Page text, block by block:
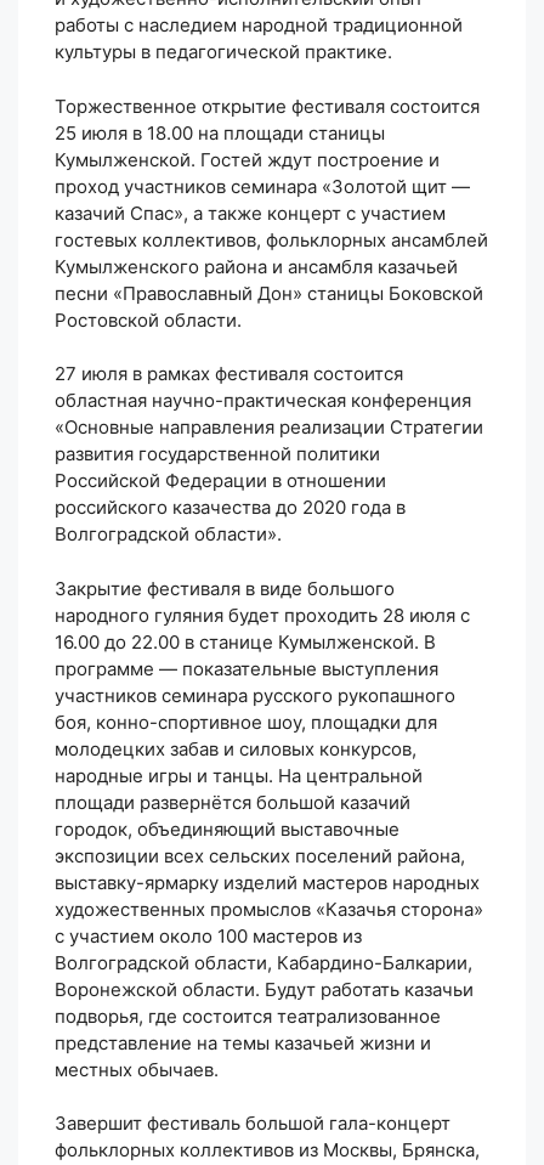
работы с наследием народной традиционной
культуры в педагогической практике.
Торжественное открытие фестиваля состоится
25 июля в 18.00 на площади станицы
Кумылженской. Гостей ждут построение и
проход участников семинара «Золотой щит —
казачий Спас», а также концерт с участием
гостевых коллективов, фольклорных ансамблей
Кумылженского района и ансамбля казачьей
песни «Православный Дон» станицы Боковской
Ростовской области.
27 июля в рамках фестиваля состоится
областная научно-практическая конференция
«Основные направления реализации Стратегии
развития государственной политики
Российской Федерации в отношении
российского казачества до 2020 года в
Волгоградской области».
Закрытие фестиваля в виде большого
народного гуляния будет проходить 28 июля с
16.00 до 22.00 в станице Кумылженской. В
программе — показательные выступления
участников семинара русского рукопашного
боя, конно-спортивное шоу, площадки для
молодецких забав и силовых конкурсов,
народные игры и танцы. На центральной
площади развернётся большой казачий
городок, объединяющий выставочные
экспозиции всех сельских поселений района,
выставку-ярмарку изделий мастеров народных
художественных промыслов «Казачья сторона»
с участием около 100 мастеров из
Волгоградской области, Кабардино-Балкарии,
Воронежской области. Будут работать казачьи
подворья, где состоится театрализованное
представление на темы казачьей жизни и
местных обычаев.
Завершит фестиваль большой гала-концерт
фольклорных коллективов из Москвы, Брянска,